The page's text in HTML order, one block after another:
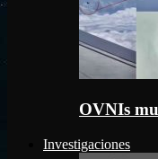
OVNIs
Investigaciones